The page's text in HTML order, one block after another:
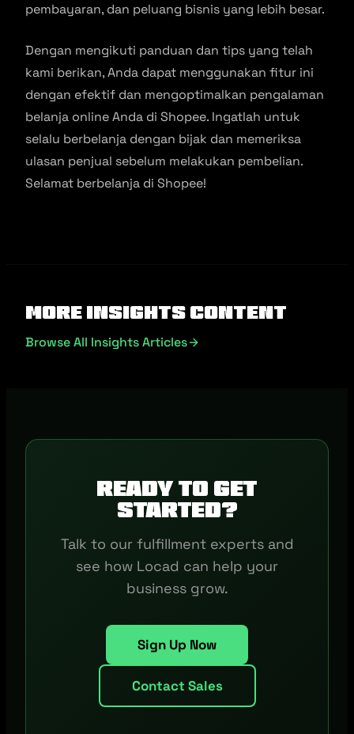
pembayaran, dan peluang bisnis yang lebih besar.
Dengan mengikuti panduan dan tips yang telah
kami berikan, Anda dapat menggunakan fitur ini
dengan efektif dan mengoptimalkan pengalaman
belanja online Anda di Shopee. Ingatlah untuk
selalu berbelanja dengan bijak dan memeriksa
ulasan penjual sebelum melakukan pembelian.
Selamat berbelanja di Shopee!
More Insights Content
Browse All Insights Articles
Ready to get
started?
Talk to our fulfillment experts and
see how Locad can help your
business grow.
Sign Up Now
Contact Sales